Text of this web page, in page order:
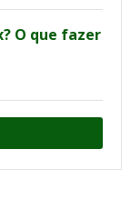
O que fazer